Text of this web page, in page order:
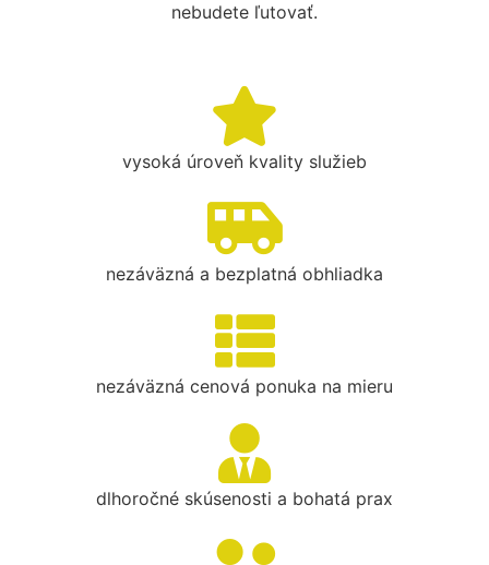
nebudete ľutovať.
vysoká úroveň kvality služieb
nezáväzná a bezplatná obhliadka
nezáväzná cenová ponuka na mieru
dlhoročné skúsenosti a bohatá prax